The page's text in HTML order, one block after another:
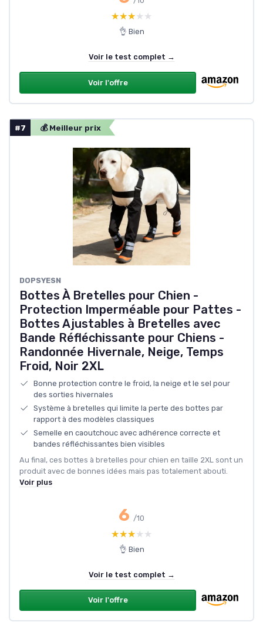
★★★★★
★★★★★
👌 Bien
Voir le test complet →
Voir l'offre
#7 💰 Meilleur prix
DOPSYESN
Bottes À Bretelles pour Chien -
Protection Imperméable pour Pattes -
Bottes Ajustables à Bretelles avec
Bande Réfléchissante pour Chiens -
Randonnée Hivernale, Neige, Temps
Froid, Noir 2XL
Bonne protection contre le froid, la neige et le sel pour
des sorties hivernales
Système à bretelles qui limite la perte des bottes par
rapport à des modèles classiques
Semelle en caoutchouc avec adhérence correcte et
bandes réfléchissantes bien visibles
Au final, ces bottes à bretelles pour chien en taille 2XL sont un
produit avec de bonnes idées mais pas totalement abouti.
Voir plus
6 /10
★★★★★
★★★★★
👌 Bien
Voir le test complet →
Voir l'offre